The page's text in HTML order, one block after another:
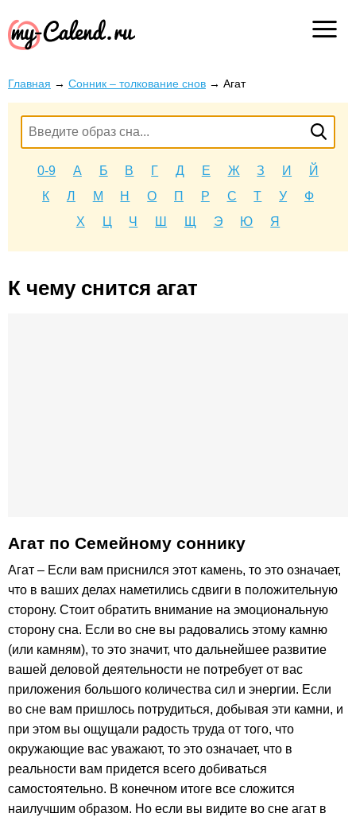
Главная → Сонник – толкование снов → Агат
0-9 А Б В Г Д Е Ж З И
Й
К
Л М Н О П Р С Т У
Ф
Х
Ц Ч Ш Щ Э Ю Я
К чему снится агат
Агат по Семейному соннику
Агат – Если вам приснился этот камень, то это означает,
что в ваших делах наметились сдвиги в положительную
сторону. Стоит обратить внимание на эмоциональную
сторону сна. Если во сне вы радовались этому камню
(или камням), то это значит, что дальнейшее развитие
вашей деловой деятельности не потребует от вас
приложения большого количества сил и энергии. Если
во сне вам пришлось потрудиться, добывая эти камни, и
при этом вы ощущали радость труда от того, что
окружающие вас уважают, то это означает, что в
реальности вам придется всего добиваться
самостоятельно. В конечном итоге все сложится
наилучшим образом. Но если вы видите во сне агат в